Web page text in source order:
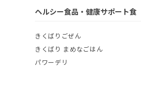
ヘルシー食品・健康サポート食
きくばりごぜん
きくばり まめなごはん
パワーデリ